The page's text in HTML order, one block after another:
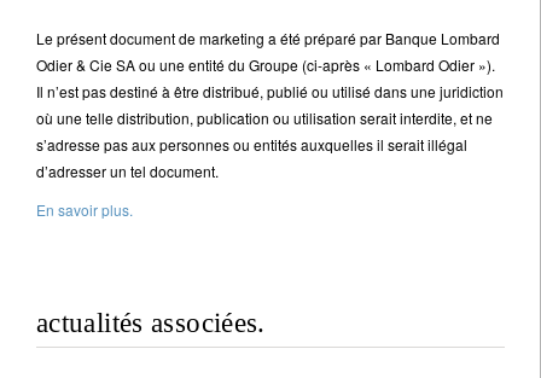
Le présent document de marketing a été préparé par Banque Lombard
Odier & Cie SA ou une entité du Groupe (ci-après « Lombard Odier »).
Il n’est pas destiné à être distribué, publié ou utilisé dans une juridiction
où une telle distribution, publication ou utilisation serait interdite, et ne
s’adresse pas aux personnes ou entités auxquelles il serait illégal
d’adresser un tel document.
En savoir plus.
actualités associées.